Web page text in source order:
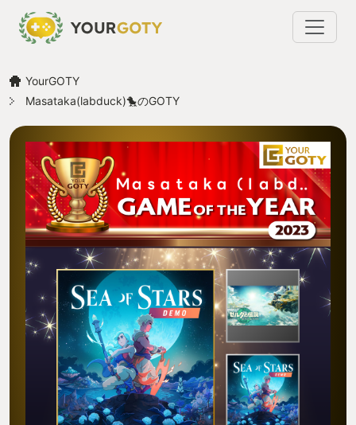
YourGOTY
Masataka(labduck)🐤のGOTY